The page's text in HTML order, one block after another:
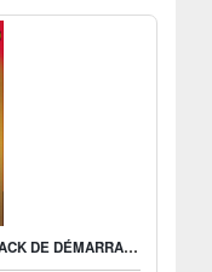
PANINI - HARRY POTTER ANTHOLOGIE PACK DE DÉMARRAGE 1 ALBUM + 4 P